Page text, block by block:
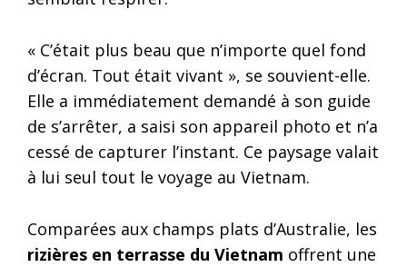
« C’était plus beau que n’importe quel fond
d’écran. Tout était vivant », se souvient-elle.
Elle a immédiatement demandé à son guide
de s’arrêter, a saisi son appareil photo et n’a
cessé de capturer l’instant. Ce paysage valait
à lui seul tout le voyage au Vietnam.
Comparées aux champs plats d’Australie, les
rizières en terrasse du Vietnam offrent une